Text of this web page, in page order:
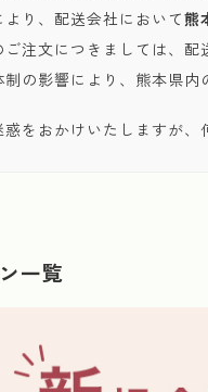
り、配送会社において熊
注文につきましては、
制の影響により、熊本県
をおかけいたしますが、
一覧